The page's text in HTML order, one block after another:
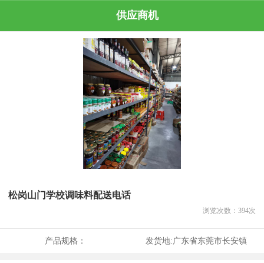
供应商机
松岗山门学校调味料配送电话
浏览次数： 394次
产品规格： 发货地:广东省东莞市长安镇